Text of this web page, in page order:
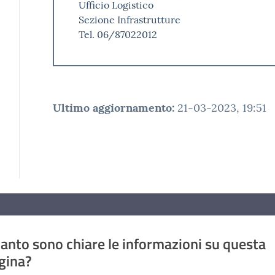
Ufficio Logistico
Sezione Infrastrutture
Tel. 06/87022012
Ultimo aggiornamento: 21-03-2023, 19:51
sono chiare le informazioni su questa